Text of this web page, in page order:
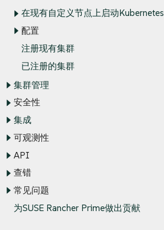
在现有自定义节点上启动Kubernetes
配置
注册现有集群
已注册的集群
集群管理
安全性
集成
可观测性
API
查错
常见问题
为SUSE Rancher Prime做出贡献